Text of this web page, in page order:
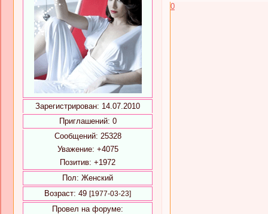
Зарегистрирован: 14.07.2010
Приглашений: 0
Сообщений: 25328
Уважение: +4075
Позитив: +1972
Пол: Женский
Возраст: 49 [1977-03-23]
Провел на форуме:
0